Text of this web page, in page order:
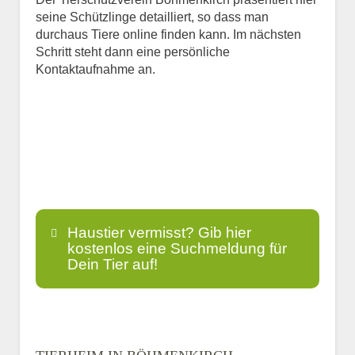
seine Schützlinge detailliert, so dass man
durchaus Tiere online finden kann. Im nächsten
Schritt steht dann eine persönliche
Kontaktaufnahme an.
Haustier vermisst? Gib hier
kostenlos eine Suchmeldung für
Dein Tier auf!